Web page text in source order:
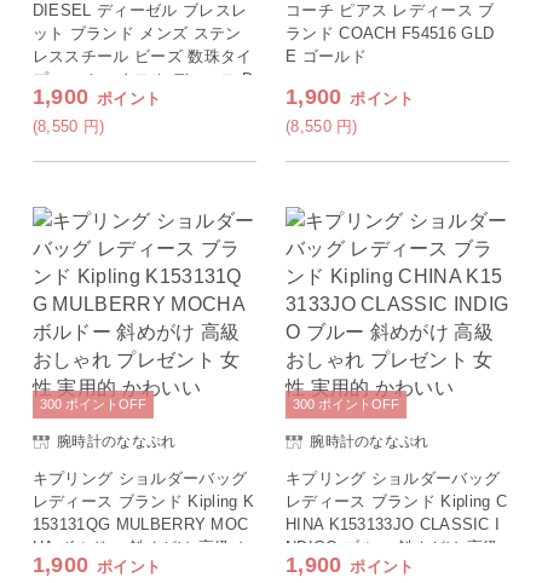
DIESEL ディーゼル ブレスレ
ット ブランド メンズ ステン
レススチール ビーズ 数珠タイ
プ ユニセックス レディース D
X1069710 ブラック アクセサ
リー 誕生日プレゼント 記念日
1,900 ポイント
(8,550 円)
コーチ ピアス レディース ブ
ランド COACH F54516 GLD
E ゴールド
1,900 ポイント
(8,550 円)
腕時計のななぷれ
キプリング ショルダーバッグ
レディース ブランド Kipling K
153131QG MULBERRY MOC
HA ボルドー 斜めがけ 高級 お
しゃれ プレゼント 女性 実用
1,900 ポイント
300 ポイント OFF
腕時計のななぷれ
キプリング ショルダーバッグ
レディース ブランド Kipling C
HINA K153133JO CLASSIC I
NDIGO ブルー 斜めがけ 高級
おしゃれ プレゼント 女性 実
1,900 ポイント
300 ポイント OFF